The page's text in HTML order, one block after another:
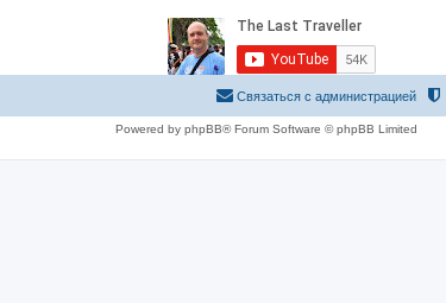
Связаться с администрацией
Powered by phpBB® Forum Software © phpBB Limited